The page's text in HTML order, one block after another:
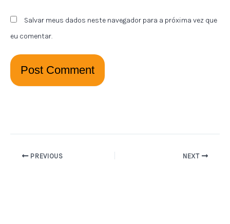
Salvar meus dados neste navegador para a próxima vez que
eu comentar.
PREVIOUS NEXT